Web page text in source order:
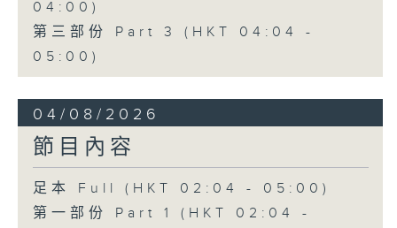
04:00)
第三部份 Part 3 (HKT 04:04 -
05:00)
04/08/2026
節目內容
足本 Full (HKT 02:04 - 05:00)
第一部份 Part 1 (HKT 02:04 -